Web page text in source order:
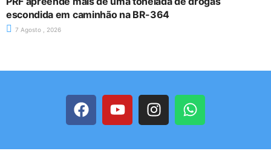
escondida em caminhão na BR-364
7 Agosto , 2026